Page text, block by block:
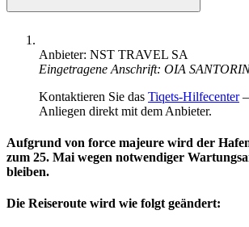
Anbieter: NST TRAVEL SA
Eingetragene Anschrift: OIA
Kontaktieren Sie das Tiqets-Hilfecenter–
Anliegen direkt mit dem Anbieter.
Aufgrund von force majeure wird der
zum 25. Mai wegen notwendiger
bleiben.
Die Reiseroute wird wie folgt geändert: